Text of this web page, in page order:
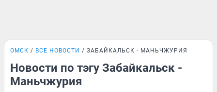
ОМСК ВСЕ НОВОСТИ ЗАБАЙКАЛЬСК - МАНЬЧЖУРИЯ
Новости по тэгу Забайкальск -
Маньчжурия